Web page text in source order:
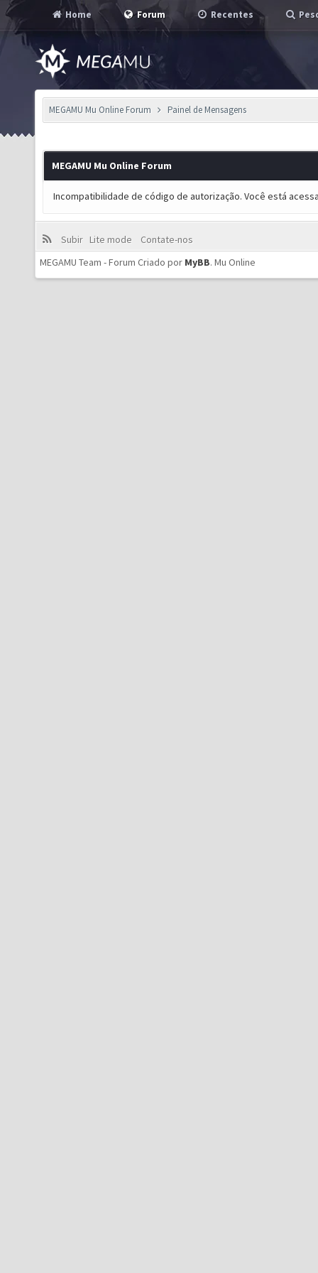
Home Forum Recentes
MEGAMU Mu Online Forum Painel de Mensagens
MEGAMU Mu Online Forum
Incompatibilidade de código de autorização. Você está
Subir Lite mode
Contate-nos
MEGAMU Team - Forum Criado por MyBB. Mu Online